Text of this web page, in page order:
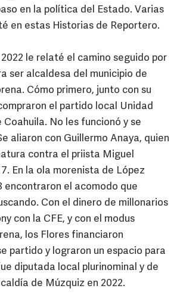
en la política del Estado. Varias
en estas Historias de Reportero.
le relaté el camino seguido por
ser alcaldesa del municipio de
Cómo primero, junto con su
el partido local Unidad
No les funcionó y se
aliaron con Guillermo Anaya, quien
contra el priista Miguel
En la ola morenista de López
encontraron el acomodo que
Con el dinero de millonarios
con la CFE, y con el modus
los Flores financiaron
partido y lograron un espacio para
diputada local plurinominal y de
de Múzquiz en 2022.